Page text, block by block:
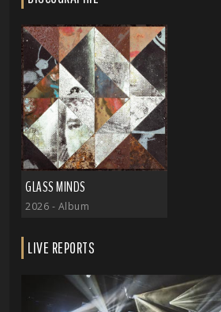
GLASS MINDS
2026 - Album
LIVE REPORTS